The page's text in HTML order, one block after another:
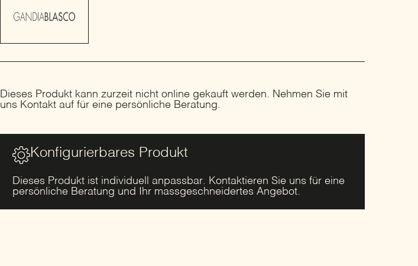
Dieses Produkt kann zurzeit nicht online gekauft werden. Nehmen Sie mit
uns Kontakt auf für eine persönliche Beratung.
Konfigurierbares Produkt
Dieses Produkt ist individuell anpassbar. Kontaktieren Sie uns für eine
persönliche Beratung und Ihr massgeschneidertes Angebot.